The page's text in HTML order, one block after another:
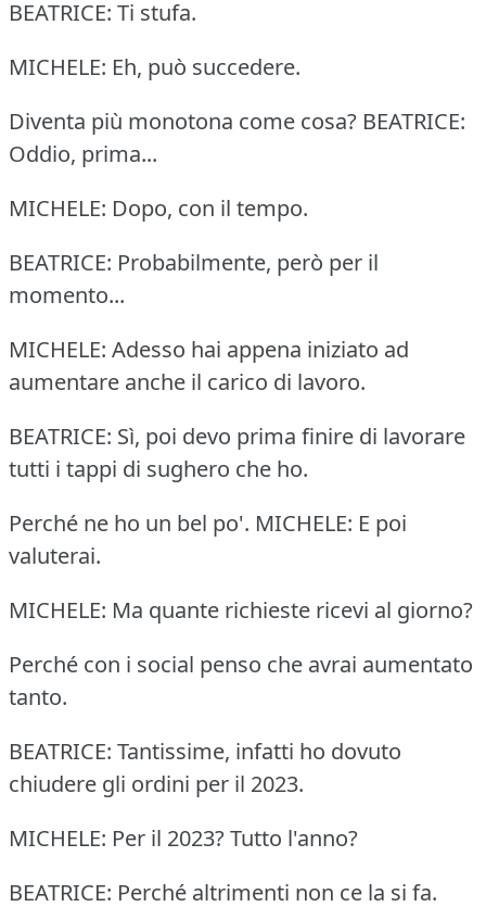
BEATRICE: Ti stufa.
MICHELE: Eh, può succedere.
Diventa più monotona come cosa? BEATRICE:
Oddio, prima...
MICHELE: Dopo, con il tempo.
BEATRICE: Probabilmente, però per il
momento...
MICHELE: Adesso hai appena iniziato ad
aumentare anche il carico di lavoro.
BEATRICE: Sì, poi devo prima finire di lavorare
tutti i tappi di sughero che ho.
Perché ne ho un bel po'. MICHELE: E poi
valuterai.
MICHELE: Ma quante richieste ricevi al giorno?
Perché con i social penso che avrai aumentato
tanto.
BEATRICE: Tantissime, infatti ho dovuto
chiudere gli ordini per il 2023.
MICHELE: Per il 2023? Tutto l'anno?
BEATRICE: Perché altrimenti non ce la si fa.